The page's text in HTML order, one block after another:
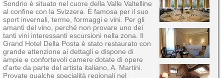
Sondrio è situato nel cuore della Valle Valtelline
al confine con la Svizzera. È famosa per il suo
sport invernali, terme, formaggi e vini. Per gli
amanti del vino, perché non provare uno dei
tanti vini interessanti escursioni nella zona. Il
Grand Hotel Della Posta è stato restaurato con
grande attenzione ai dettagli e dispone di
ampie e confortevoli camere dotate di opere
d'arte da parte del artista italiano, A. Martini.
Provate qualche specialità regionali nel